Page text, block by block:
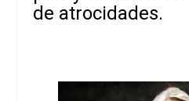
de atrocidades.